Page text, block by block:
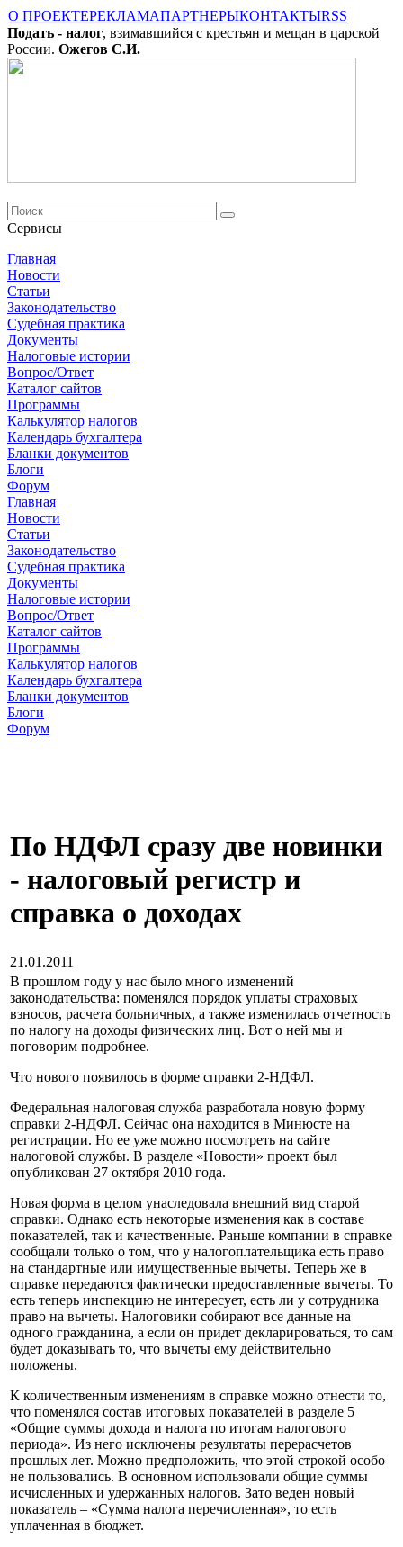
О ПРОЕКТЕРЕКЛАМАПАРТНЕРЫКОНТАКТЫRSS
Подать - налог, взимавшийся с крестьян и мещан в царской
России. Ожегов С.И.
Сервисы
Главная
Новости
Cтатьи
Законодательство
Судебная практика
Документы
Налоговые истории
Вопрос/Ответ
Каталог сайтов
Программы
Калькулятор налогов
Календарь бухгалтера
Бланки документов
Блоги
Форум
Главная
Новости
Cтатьи
Законодательство
Судебная практика
Документы
Налоговые истории
Вопрос/Ответ
Каталог сайтов
Программы
Калькулятор налогов
Календарь бухгалтера
Бланки документов
Блоги
Форум
По НДФЛ сразу две новинки
- налоговый регистр и
справка о доходах
21.01.2011
В прошлом году у нас было много изменений
законодательства: поменялся порядок уплаты страховых
взносов, расчета больничных, а также изменилась отчетность
по налогу на доходы физических лиц. Вот о ней мы и
поговорим подробнее.
Что нового появилось в форме справки 2-НДФЛ.
Федеральная налоговая служба разработала новую форму
справки 2-НДФЛ. Сейчас она находится в Минюсте на
регистрации. Но ее уже можно посмотреть на сайте
налоговой службы. В разделе «Новости» проект был
опубликован 27 октября 2010 года.
Новая форма в целом унаследовала внешний вид старой
справки. Однако есть некоторые изменения как в составе
показателей, так и качественные. Раньше компании в справке
сообщали только о том, что у налогоплательщика есть право
на стандартные или имущественные вычеты. Теперь же в
справке передаются фактически предоставленные вычеты. То
есть теперь инспекцию не интересует, есть ли у сотрудника
право на вычеты. Налоговики собирают все данные на
одного гражданина, а если он придет декларироваться, то сам
будет доказывать то, что вычеты ему действительно
положены.
К количественным изменениям в справке можно отнести то,
что поменялся состав итоговых показателей в разделе 5
«Общие суммы дохода и налога по итогам налогового
периода». Из него исключены результаты перерасчетов
прошлых лет. Можно предположить, что этой строкой особо
не пользовались. В основном использовали общие суммы
исчисленных и удержанных налогов. Зато веден новый
показатель – «Cумма налога перечисленная», то есть
уплаченная в бюджет.